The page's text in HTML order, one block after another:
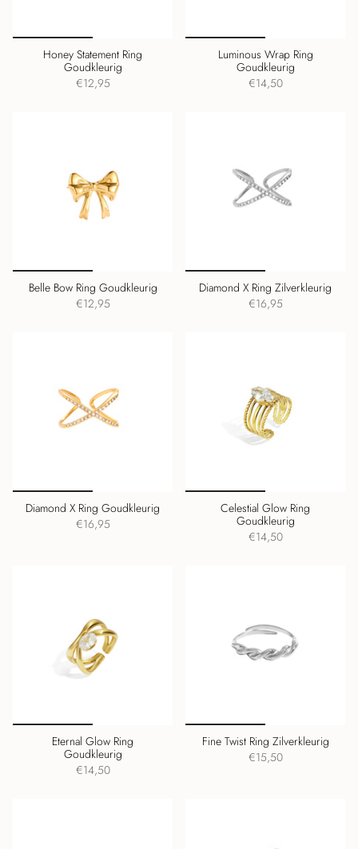
Honey Statement Ring
Goudkleurig
€12,95
Luminous Wrap Ring
Goudkleurig
€14,50
Belle Bow Ring Goudkleurig
€12,95
Diamond X Ring Zilverkleurig
€16,95
Diamond X Ring Goudkleurig
€16,95
Celestial Glow Ring
Goudkleurig
€14,50
Eternal Glow Ring
Goudkleurig
€14,50
Fine Twist Ring Zilverkleurig
€15,50